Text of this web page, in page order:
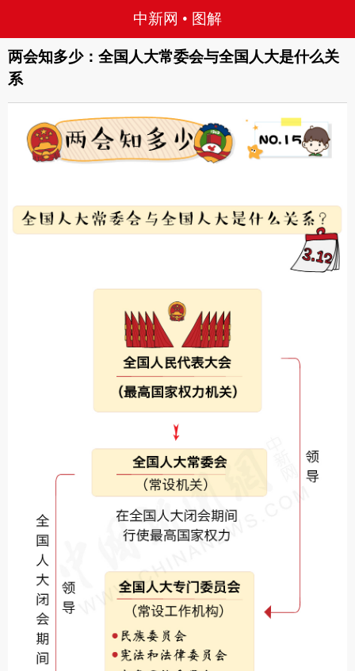
中新网 • 图解
两会知多少：全国人大常委会与全国人大是什么关
系